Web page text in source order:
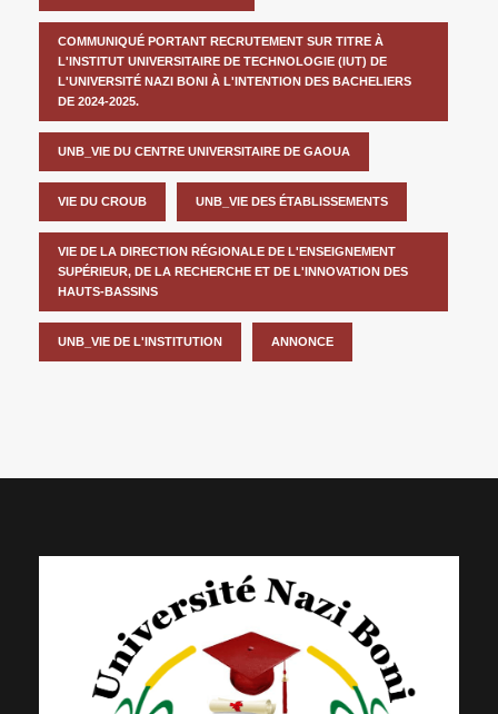
COMMUNIQUÉ PORTANT RECRUTEMENT SUR TITRE À
L'INSTITUT UNIVERSITAIRE DE TECHNOLOGIE (IUT) DE
L'UNIVERSITÉ NAZI BONI À L'INTENTION DES BACHELIERS
DE 2024-2025.
UNB_VIE DU CENTRE UNIVERSITAIRE DE GAOUA
VIE DU CROUB UNB_VIE DES ÉTABLISSEMENTS
VIE DE LA DIRECTION RÉGIONALE DE L'ENSEIGNEMENT
SUPÉRIEUR, DE LA RECHERCHE ET DE L'INNOVATION DES
HAUTS-BASSINS
UNB_VIE DE L'INSTITUTION ANNONCE